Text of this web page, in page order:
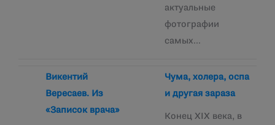
актуальные
фотографии
самых…
Викентий
Вересаев. Из
«Записок врача»
Чума, холера, оспа
и другая зараза
Конец XIX века, в